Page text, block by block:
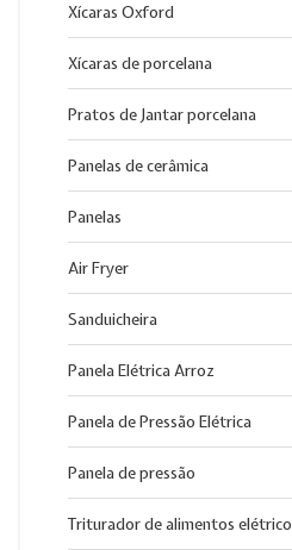
Xícaras Oxford
Xícaras de porcelana
Pratos de Jantar porcelana
Panelas de cerâmica
Panelas
Air Fryer
Sanduicheira
Panela Elétrica Arroz
Panela de Pressão Elétrica
Panela de pressão
Triturador de alimentos elétrico